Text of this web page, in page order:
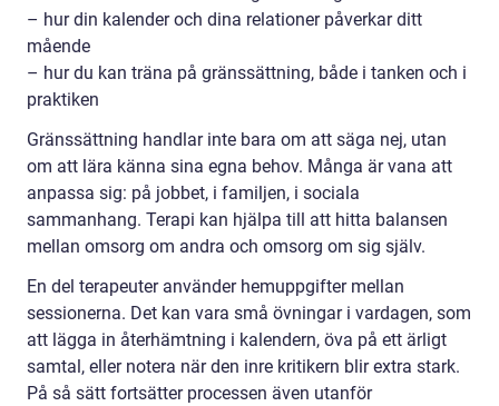
– hur din kalender och dina relationer påverkar ditt
mående
– hur du kan träna på gränssättning, både i tanken och i
praktiken
Gränssättning handlar inte bara om att säga nej, utan
om att lära känna sina egna behov. Många är vana att
anpassa sig: på jobbet, i familjen, i sociala
sammanhang. Terapi kan hjälpa till att hitta balansen
mellan omsorg om andra och omsorg om sig själv.
En del terapeuter använder hemuppgifter mellan
sessionerna. Det kan vara små övningar i vardagen, som
att lägga in återhämtning i kalendern, öva på ett ärligt
samtal, eller notera när den inre kritikern blir extra stark.
På så sätt fortsätter processen även utanför